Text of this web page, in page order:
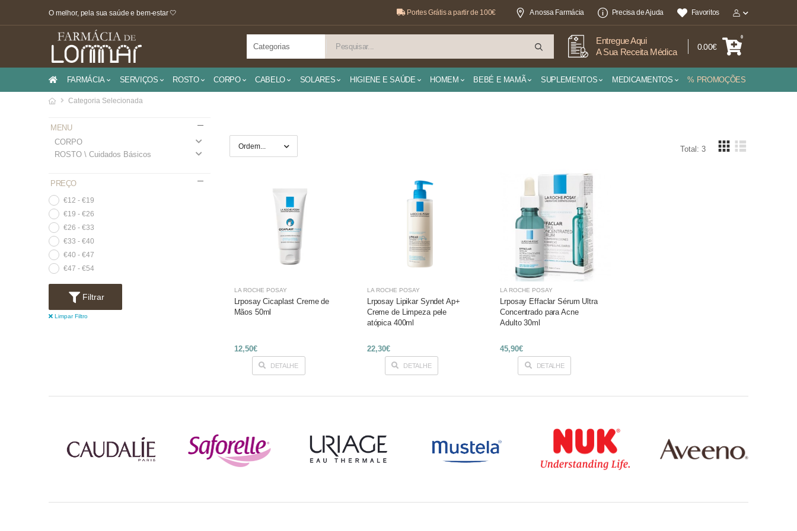
O melhor, pela sua saúde e bem-estar 🤍 Portes Grátis a partir de 100€ A nossa Farmácia Precisa de Ajuda Favoritos
Entregue Aqui
A Sua Receita Médica
0.00€
0
FARMÁCIA SERVIÇOS ROSTO CORPO CABELO SOLARES HIGIENE E SAÚDE HOMEM BEBÉ E MAMÃ SUPLEMENTOS MEDICAMENTOS % PROMOÇÕES
Categoria Selecionada
MENU
CORPO
ROSTO \ Cuidados Básicos
PREÇO
€12 - €19
€19 - €26
€26 - €33
€33 - €40
€40 - €47
€47 - €54
Filtrar
Limpar Filtro
Total: 3
LA ROCHE POSAY
Lrposay Cicaplast Creme de
Mãos 50ml
12,50€
DETALHE
LA ROCHE POSAY
Lrposay Lipikar Syndet Ap+
Creme de Limpeza pele
atópica 400ml
22,30€
DETALHE
LA ROCHE POSAY
Lrposay Effaclar Sérum Ultra
Concentrado para Acne
Adulto 30ml
45,90€
DETALHE